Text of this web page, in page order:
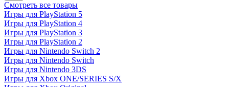
Смотреть все товары
Игры для PlayStation 5
Игры для PlayStation 4
Игры для PlayStation 3
Игры для PlayStation 2
Игры для Nintendo Switch 2
Игры для Nintendo Switch
Игры для Nintendo 3DS
Игры для Xbox ONE/SERIES S/X